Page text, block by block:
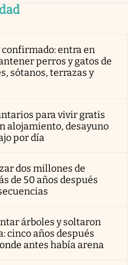
entra en
perros y gatos de
sótanos, terrazas y
para vivir gratis
alojamiento, desayuno
por día
dos millones de
de 50 años después
árboles y soltaron
cinco años después
antes había arena